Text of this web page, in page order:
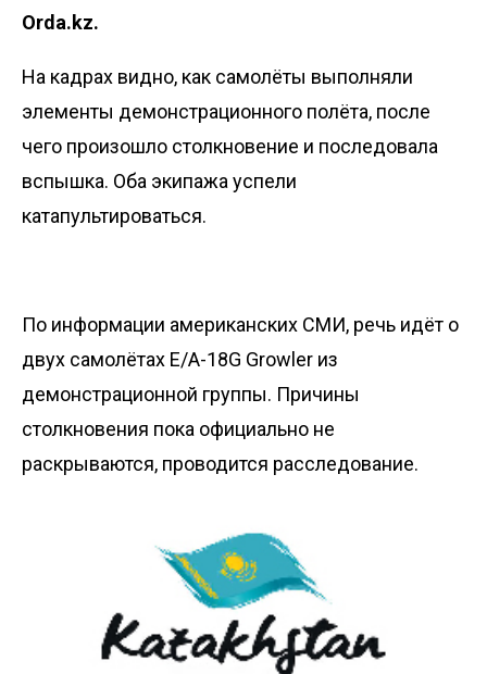
Orda.kz.
На кадрах видно, как самолёты выполняли
элементы демонстрационного полёта, после
чего произошло столкновение и последовала
вспышка. Оба экипажа успели
катапультироваться.
По информации американских СМИ, речь идёт о
двух самолётах E/A-18G Growler из
демонстрационной группы. Причины
столкновения пока официально не
раскрываются, проводится расследование.